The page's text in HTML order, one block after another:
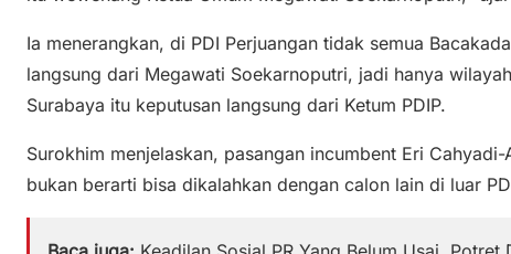
Ia menerangkan, di PDI Perjuangan tidak semua
langsung dari Megawati Soekarnoputri, jadi hanya
Surabaya itu keputusan langsung dari Ketum PDIP.
Surokhim menjelaskan, pasangan incumbent Eri
bukan berarti bisa dikalahkan dengan calon lain di luar